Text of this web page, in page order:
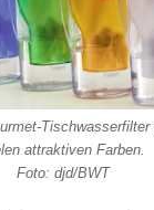
attraktiven Farben.
Foto: djd/BWT